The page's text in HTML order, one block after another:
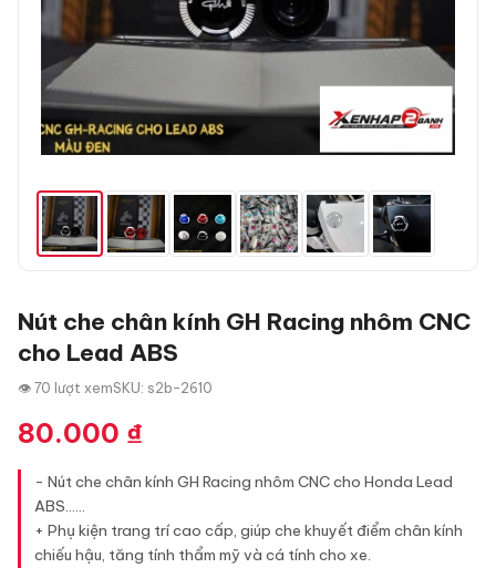
Nút che chân kính GH Racing nhôm CNC
cho Lead ABS
👁 70 lượt xemSKU: s2b-2610
80.000 ₫
- Nút che chân kính GH Racing nhôm CNC cho Honda Lead
ABS......
+ Phụ kiện trang trí cao cấp, giúp che khuyết điểm chân kính
chiếu hậu, tăng tính thẩm mỹ và cá tính cho xe.